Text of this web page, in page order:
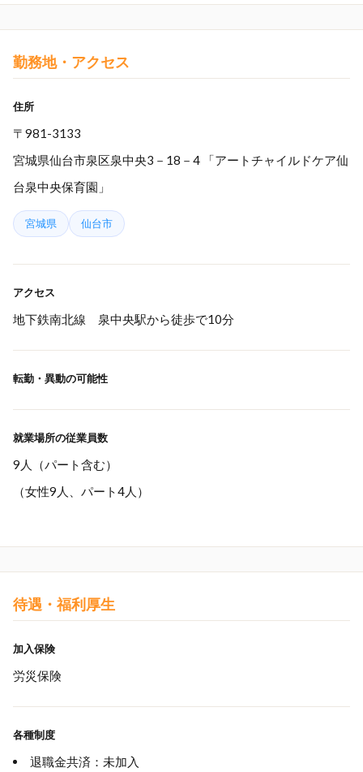
勤務地・アクセス
住所
〒981-3133
宮城県仙台市泉区泉中央3－18－4 「アートチャイルドケア仙
台泉中央保育園」
宮城県 仙台市
アクセス
地下鉄南北線 泉中央駅から徒歩で10分
転勤・異動の可能性
就業場所の従業員数
9人（パート含む）
（女性9人、パート4人）
待遇・福利厚生
加入保険
労災保険
各種制度
退職金共済：未加入